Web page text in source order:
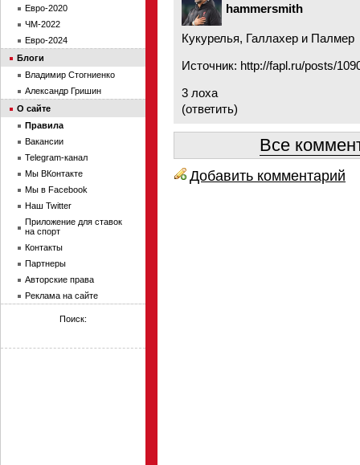
hammersmith
Кукурелья, Галлахер и Палмер
Источник: http://fapl.ru/posts/
3 лоха
(ответить)
Все
Добавить комментарий
Евро-2020
ЧМ-2022
Евро-2024
Блоги
Владимир Стогниенко
Александр Гришин
О сайте
Правила
Вакансии
Telegram-канал
Мы ВКонтакте
Мы в Facebook
Наш Twitter
Приложение для ставок
на спорт
Контакты
Партнеры
Авторские права
Реклама на сайте
Поиск: